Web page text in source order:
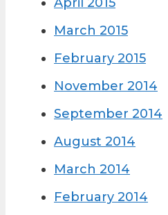
March 2015
February 2015
November 2014
September 2014
August 2014
March 2014
February 2014